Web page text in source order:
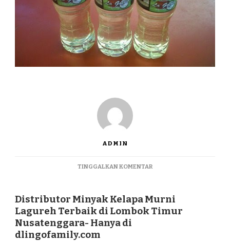
ADMIN
TINGGALKAN KOMENTARPADA
KELAPA
MURNI
LAGUREH
Distributor Minyak Kelapa Murni
Lagureh Terbaik di Lombok Timur
Nusatenggara- Hanya di
dlingofamily.com